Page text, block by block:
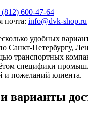
600-47-64
почта: info@dvk-shop.ru
удобных
Санкт-Петербургу,
транспортных
специфики
и пожеланий клиента.
варианты